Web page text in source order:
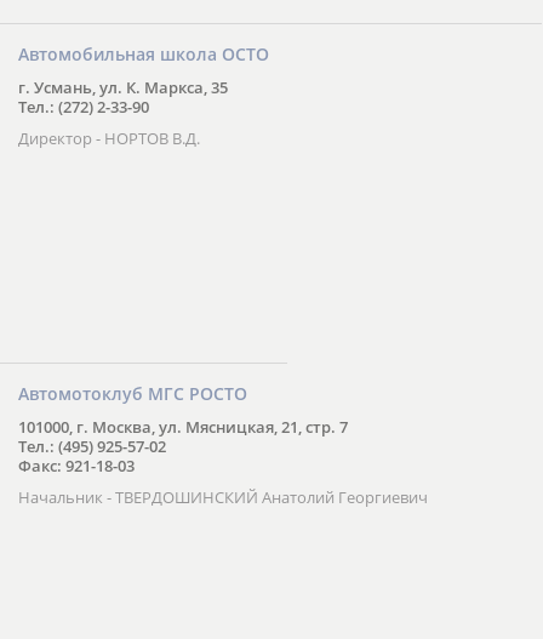
Автомобильная школа ОСТО
г. Усмань, ул. К. Маркса, 35
Тел.: (272) 2-33-90
Директор - НОРТОВ В.Д.
Автомотоклуб МГС РОСТО
101000, г. Москва, ул. Мясницкая, 21, стр. 7
Тел.: (495) 925-57-02
Факс: 921-18-03
Начальник - ТВЕРДОШИНСКИЙ Анатолий Георгиевич